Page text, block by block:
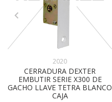
2020
CERRADURA DEXTER
EMBUTIR SERIE X300 DE
GACHO LLAVE TETRA BLANCO
CAJA